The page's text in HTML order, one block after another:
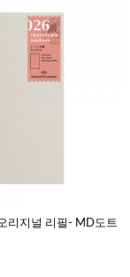
리지널 리필- MD도트